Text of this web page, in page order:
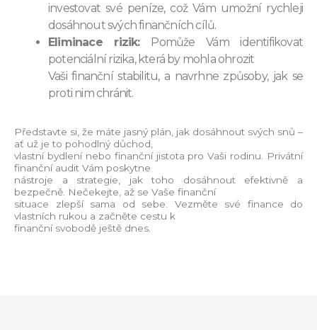
investovat své peníze, což Vám umožní rychleji
dosáhnout svých finančních cílů.
Eliminace rizik:Pomůže Vám identifikovat
potenciální rizika, která by mohla ohrozit
Vaši finanční stabilitu, a navrhne způsoby, jak se
proti nim chránit.
Představte si, že máte jasný plán, jak dosáhnout svých snů –
ať už je to pohodlný důchod,
vlastní bydlení nebo finanční jistota pro Vaši rodinu. Privátní
finanční audit Vám poskytne
nástroje a strategie, jak toho dosáhnout efektivně a
bezpečně. Nečekejte, až se Vaše finanční
situace zlepší sama od sebe. Vezměte své finance do
vlastních rukou a začněte cestu k
finanční svobodě ještě dnes.